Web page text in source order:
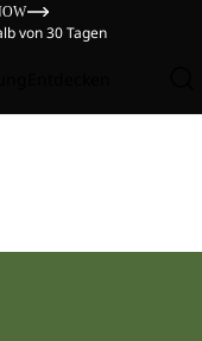
von 30 Tagen